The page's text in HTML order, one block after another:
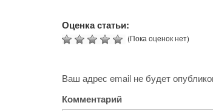
Оценка статьи:
(Пока оценок нет)
Ваш адрес email не будет
Комментарий